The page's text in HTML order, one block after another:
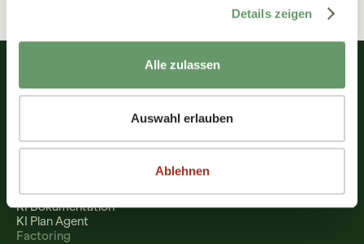
Details zeigen
Alle zulassen
Auswahl erlauben
Ablehnen
Digitale Anamnese
KI Dokumentation
KI Plan Agent
Factoring